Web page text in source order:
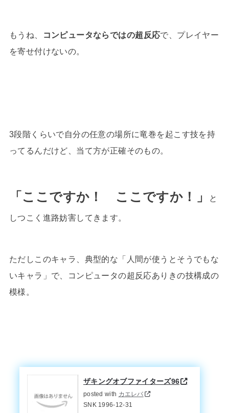
もうね、 コンピュータならではの超反応で、プレイヤー
を寄せ付けないの。
3段階くらいで自分の任意の場所に竜巻を起こす技を持
ってるんだけど、当て方が正確そのもの。
「ここですか！ ここですか！」 と
しつこく進路妨害してきます。
ただしこのキャラ、典型的な「人間が使うとそうでもな
いキャラ」で、コンピュータの超反応ありきの技構成の
模様。
ザキングオブファイターズ96
posted with カエレバ
SNK 1996-12-31